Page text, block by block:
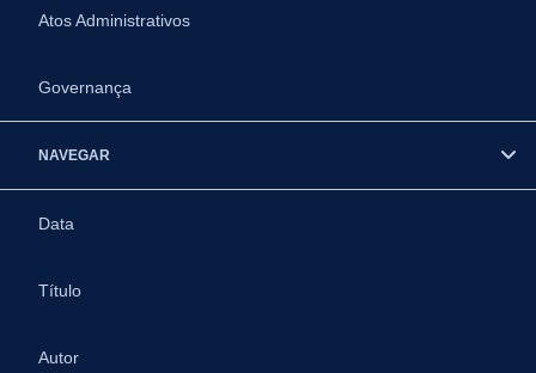
Atos Administrativos
Governança
NAVEGAR
Data
Título
Autor